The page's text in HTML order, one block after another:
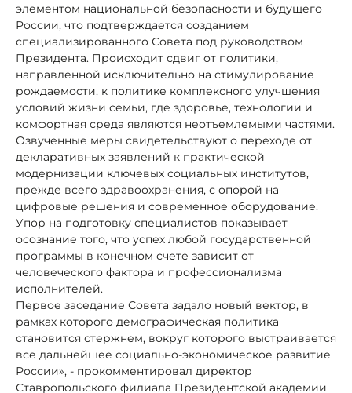
элементом национальной безопасности и будущего
России, что подтверждается созданием
специализированного Совета под руководством
Президента. Происходит сдвиг от политики,
направленной исключительно на стимулирование
рождаемости, к политике комплексного улучшения
условий жизни семьи, где здоровье, технологии и
комфортная среда являются неотъемлемыми частями.
Озвученные меры свидетельствуют о переходе от
декларативных заявлений к практической
модернизации ключевых социальных институтов,
прежде всего здравоохранения, с опорой на
цифровые решения и современное оборудование.
Упор на подготовку специалистов показывает
осознание того, что успех любой государственной
программы в конечном счете зависит от
человеческого фактора и профессионализма
исполнителей.
Первое заседание Совета задало новый вектор, в
рамках которого демографическая политика
становится стержнем, вокруг которого выстраивается
все дальнейшее социально-экономическое развитие
России», - прокомментировал директор
Ставропольского филиала Президентской академии